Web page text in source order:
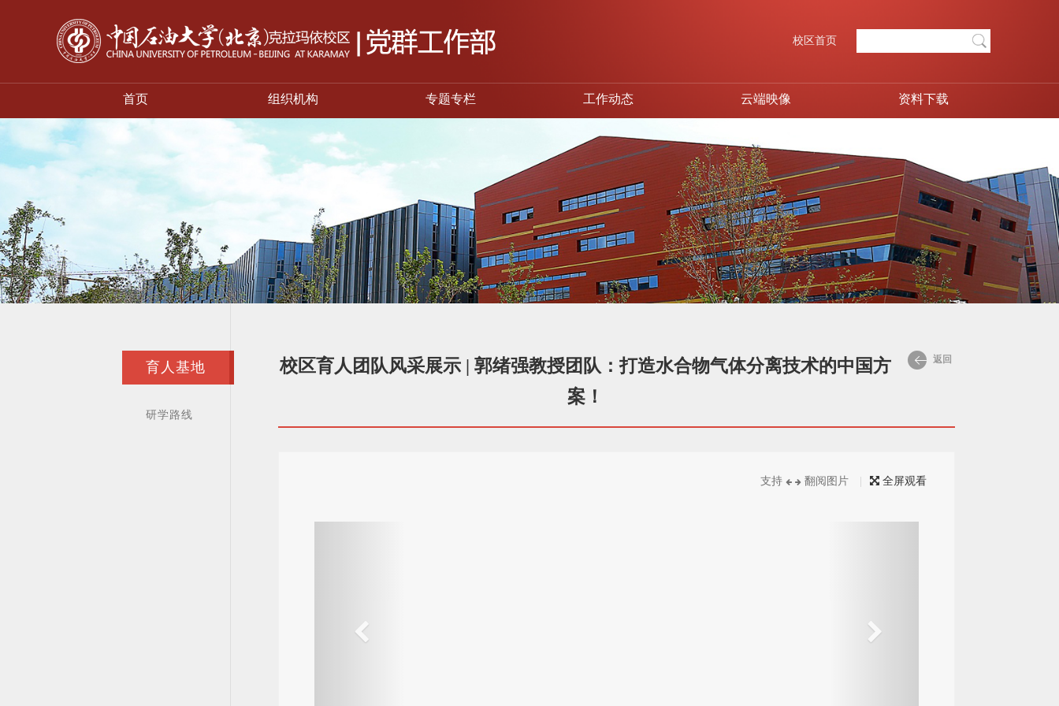
校区首页
首页 组织机构 专题专栏 工作动态 云端映像 资料下载
育人基地
研学路线
校区育人团队风采展示 | 郭绪强教授团队：打造水合物气体分离技术的中国方
案！
返回
支持 翻阅图片 全屏观看
个
个